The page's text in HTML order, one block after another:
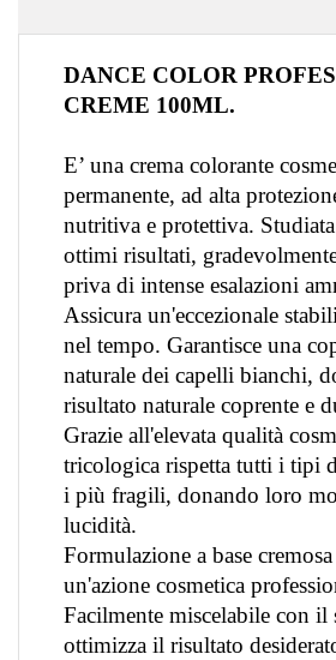
DANCE COLOR
CREME 100ML.
E’ una crema colorante
permanente, ad alta
nutritiva e protettiva.
ottimi risultati,
priva di intense esalazioni
Assicura un'eccezionale
nel tempo. Garantisce una
naturale dei capelli bianchi,
risultato naturale coprente e
Grazie all'elevata qualità
tricologica rispetta tutti i tipi
i più fragili, donando loro
lucidità.
Formulazione a base
un'azione cosmetica
Facilmente miscelabile con
ottimizza il risultato